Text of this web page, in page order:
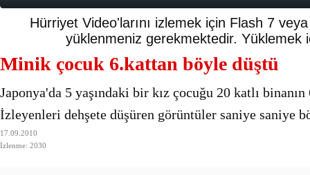
Ankara
Kemal
'Kurultay
Ece
3 gözaltı:
Hürriyet Video'larını izlemek için Flash 7
yüklenmeniz gerekmektedir. Yüklemek
Minik çocuk 6.kattan böyle düştü
Japonya'da 5 yaşındaki bir kız çocuğu 20 katlı binanın
İzleyenleri dehşete düşüren görüntüler saniye saniye
17.09.2010
İzlenme: 2030